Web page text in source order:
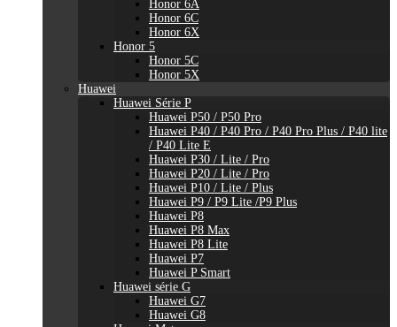
Honor 6A
Honor 6C
Honor 6X
Honor 5
Honor 5C
Honor 5X
Huawei
Huawei Série P
Huawei P50 / P50 Pro
Huawei P40 / P40 Pro / P40 Pro Plus / P40 lite
/ P40 Lite E
Huawei P30 / Lite / Pro
Huawei P20 / Lite / Pro
Huawei P10 / Lite / Plus
Huawei P9 / P9 Lite /P9 Plus
Huawei P8
Huawei P8 Max
Huawei P8 Lite
Huawei P7
Huawei P Smart
Huawei série G
Huawei G7
Huawei G8